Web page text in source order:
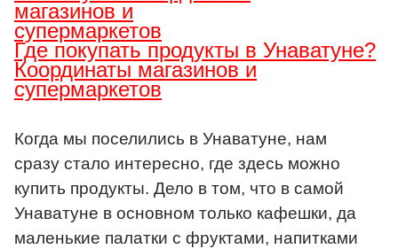
Где покупать продукты в Унаватуне?
Координаты магазинов и
супермаркетов
Когда мы поселились в Унаватуне, нам
сразу стало интересно, где здесь можно
купить продукты. Дело в том, что в самой
Унаватуне в основном только кафешки, да
маленькие палатки с фруктами, напитками